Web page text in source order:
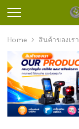
Home สินค้าของเรา